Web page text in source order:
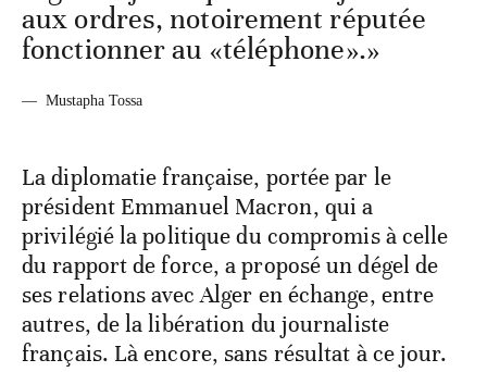
aux ordres, notoirement réputée
fonctionner au «téléphone».»
— Mustapha Tossa
La diplomatie française, portée par le
président Emmanuel Macron, qui a
privilégié la politique du compromis à celle
du rapport de force, a proposé un dégel de
ses relations avec Alger en échange, entre
autres, de la libération du journaliste
français. Là encore, sans résultat à ce jour.